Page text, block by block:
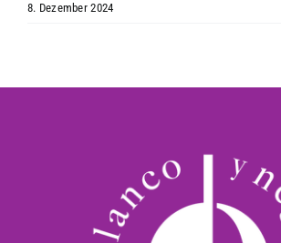
powered by
8. Dezember 2024